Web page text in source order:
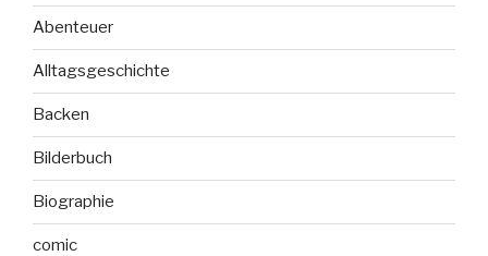
Abenteuer
Alltagsgeschichte
Backen
Bilderbuch
Biographie
comic